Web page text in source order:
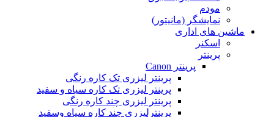
مودم
نمایشگر (مانیتور)
ماشین های اداری
اسکنر
پرینتر
پرینتر Canon
پرینتر لیزری تک کاره رنگی
پرینتر لیزری تک کاره سیاه و سفید
پرینتر لیزری چند کاره رنگی
پرینترلیزری چند کاره سیاه وسفید